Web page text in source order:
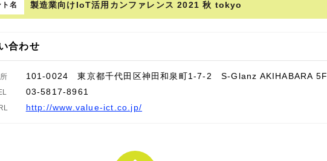
名 製造業向けIoT活用カンファレンス 2021 秋 tokyo
合わせ
101-0024 東京都千代田区神田和泉町1-7-2 S-Glanz AKIHABARA 5F
03-5817-8961
http://www.value-ict.co.jp/